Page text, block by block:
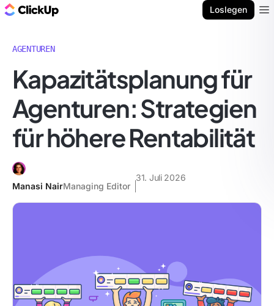
Loslegen
AGENTUREN
Kapazitätsplanung für
Agenturen: Strategien
für höhere Rentabilität
Manasi NairManaging Editor
31. Juli 2026